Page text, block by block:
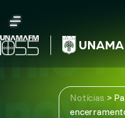
content
Notícias >